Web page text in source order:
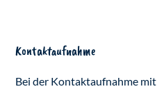
Kontaktaufnahme
Bei der Kontaktaufnahme mit